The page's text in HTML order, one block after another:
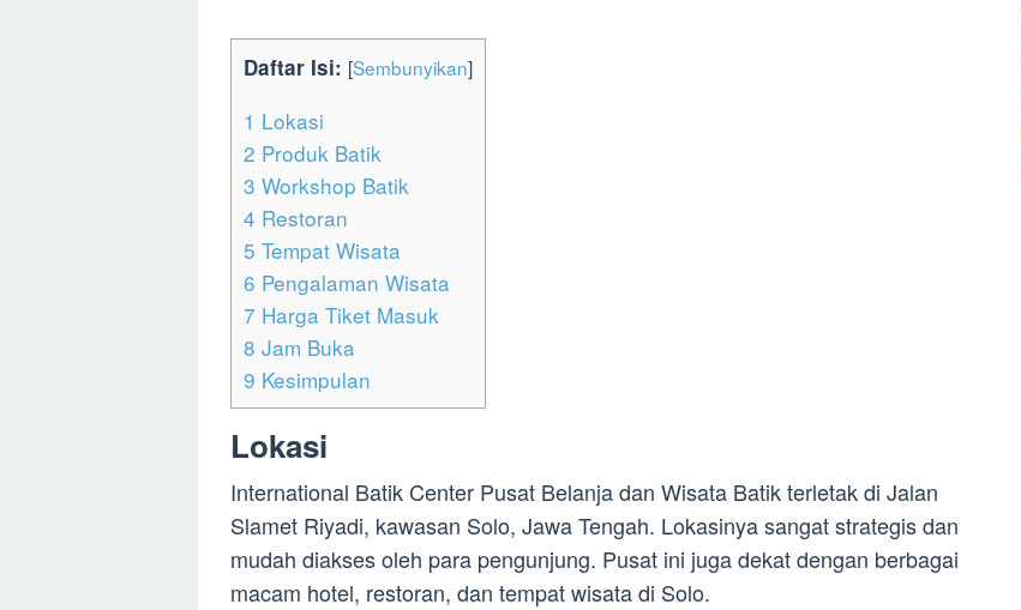
Daftar Isi: [Sembunyikan]
1 Lokasi
2 Produk Batik
3 Workshop Batik
4 Restoran
5 Tempat Wisata
6 Pengalaman Wisata
7 Harga Tiket Masuk
8 Jam Buka
9 Kesimpulan
Lokasi
International Batik Center Pusat Belanja dan Wisata Batik terletak di Jalan
Slamet Riyadi, kawasan Solo, Jawa Tengah. Lokasinya sangat strategis dan
mudah diakses oleh para pengunjung. Pusat ini juga dekat dengan berbagai
macam hotel, restoran, dan tempat wisata di Solo.